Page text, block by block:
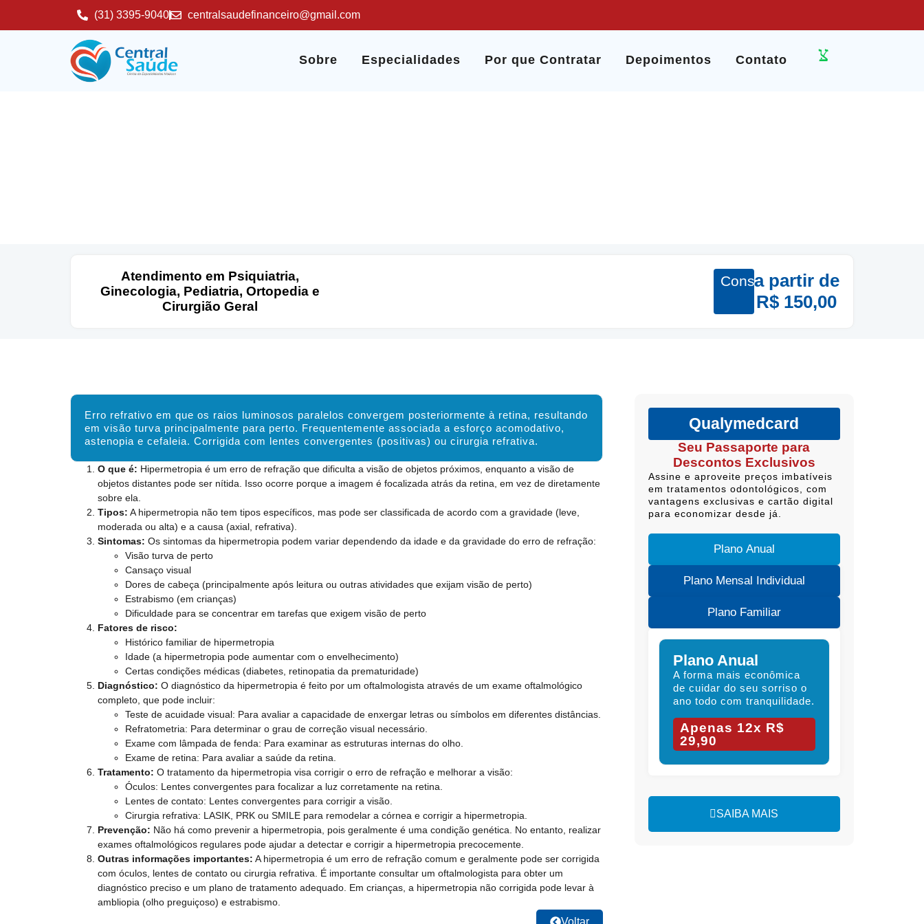
(31) 3395-9040 centralsaudefinanceiro@gmail.com
Sobre Especialidades Por que Contratar Depoimentos Contato
Atendimento em Psiquiatria,
Ginecologia, Pediatria, Ortopedia e
Cirurgião Geral
Consultasa partir de
R$ 150,00
Erro refrativo em que os raios luminosos paralelos convergem posteriormente à retina, resultando
em visão turva principalmente para perto. Frequentemente associada a esforço acomodativo,
astenopia e cefaleia. Corrigida com lentes convergentes (positivas) ou cirurgia refrativa.
O que é: Hipermetropia é um erro de refração que dificulta a visão de objetos próximos, enquanto a visão de
objetos distantes pode ser nítida. Isso ocorre porque a imagem é focalizada atrás da retina, em vez de diretamente
sobre ela.
Tipos: A hipermetropia não tem tipos específicos, mas pode ser classificada de acordo com a gravidade (leve,
moderada ou alta) e a causa (axial, refrativa).
Sintomas: Os sintomas da hipermetropia podem variar dependendo da idade e da gravidade do erro de refração:
Visão turva de perto
Cansaço visual
Dores de cabeça (principalmente após leitura ou outras atividades que exijam visão de perto)
Estrabismo (em crianças)
Dificuldade para se concentrar em tarefas que exigem visão de perto
Fatores de risco:
Histórico familiar de hipermetropia
Idade (a hipermetropia pode aumentar com o envelhecimento)
Certas condições médicas (diabetes, retinopatia da prematuridade)
Diagnóstico: O diagnóstico da hipermetropia é feito por um oftalmologista através de um exame oftalmológico
completo, que pode incluir:
Teste de acuidade visual: Para avaliar a capacidade de enxergar letras ou símbolos em diferentes distâncias.
Refratometria: Para determinar o grau de correção visual necessário.
Exame com lâmpada de fenda: Para examinar as estruturas internas do olho.
Exame de retina: Para avaliar a saúde da retina.
Tratamento: O tratamento da hipermetropia visa corrigir o erro de refração e melhorar a visão:
Óculos: Lentes convergentes para focalizar a luz corretamente na retina.
Lentes de contato: Lentes convergentes para corrigir a visão.
Cirurgia refrativa: LASIK, PRK ou SMILE para remodelar a córnea e corrigir a hipermetropia.
Prevenção: Não há como prevenir a hipermetropia, pois geralmente é uma condição genética. No entanto, realizar
exames oftalmológicos regulares pode ajudar a detectar e corrigir a hipermetropia precocemente.
Outras informações importantes: A hipermetropia é um erro de refração comum e geralmente pode ser corrigida
com óculos, lentes de contato ou cirurgia refrativa. É importante consultar um oftalmologista para obter um
diagnóstico preciso e um plano de tratamento adequado. Em crianças, a hipermetropia não corrigida pode levar à
ambliopia (olho preguiçoso) e estrabismo.
Qualymedcard
Seu Passaporte para
Descontos Exclusivos
Assine e aproveite preços imbatíveis
em tratamentos odontológicos, com
vantagens exclusivas e cartão digital
para economizar desde já.
Plano Anual
Plano Mensal Individual
Plano Familiar
Plano Anual
A forma mais econômica
de cuidar do seu sorriso o
ano todo com tranquilidade.
Apenas 12x R$
29,90
SAIBA MAIS